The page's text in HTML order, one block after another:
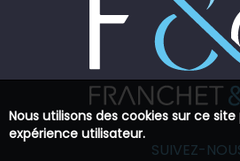
SUIVEZ-
Nous utilisons des cookies sur ce
expérience utilisateur.